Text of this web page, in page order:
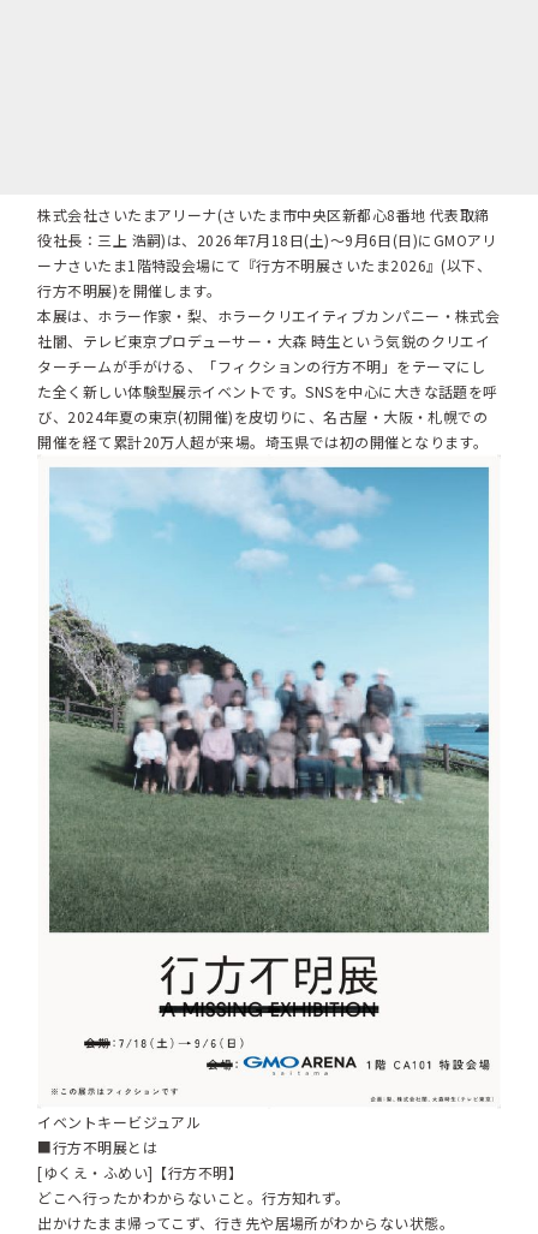
株式会社さいたまアリーナ(さいたま市中央区新都心8番地 代表取締
役社長：三上 浩嗣)は、2026年7月18日(土)～9月6日(日)にGMOアリ
ーナさいたま1階特設会場にて『行方不明展さいたま2026』(以下、
行方不明展)を開催します。
本展は、ホラー作家・梨、ホラークリエイティブカンパニー・株式会
社闇、テレビ東京プロデューサー・大森 時生という気鋭のクリエイ
ターチームが手がける、「フィクションの行方不明」をテーマにし
た全く新しい体験型展示イベントです。SNSを中心に大きな話題を呼
び、2024年夏の東京(初開催)を皮切りに、名古屋・大阪・札幌での
開催を経て累計20万人超が来場。埼玉県では初の開催となります。
イベントキービジュアル
■行方不明展とは
[ゆくえ・ふめい]【行方不明】
どこへ行ったかわからないこと。行方知れず。
出かけたまま帰ってこず、行き先や居場所がわからない状態。